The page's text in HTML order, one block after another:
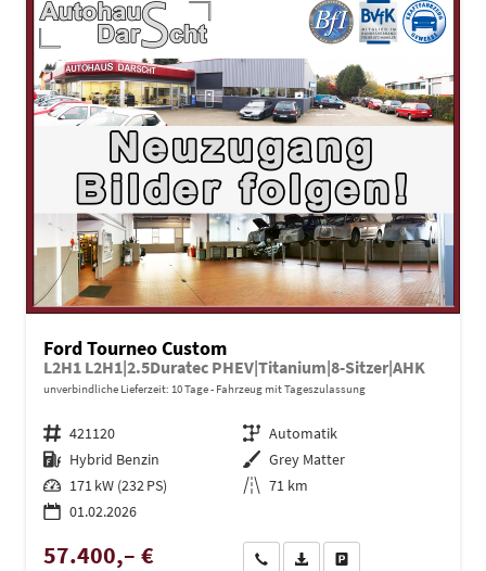
Ford Tourneo Custom
L2H1 L2H1|2.5Duratec PHEV|Titanium|8-Sitzer|AHK
unverbindliche Lieferzeit: 10 Tage Fahrzeug mit Tageszulassung
Fahrzeugnr. 421120 Getriebe Automatik
Kraftstoff Hybrid Benzin Außenfarbe Grey Matter
Leistung 171 kW (232 PS) Kilometerstand 71 km
01.02.2026
57.400,– € Wir rufen Sie anPDF-Datei, Fahrzeugexposé